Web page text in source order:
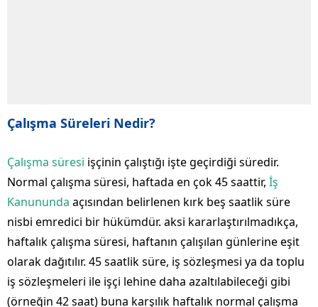
Çalışma Süreleri Nedir?
Çalışma süresi işçinin çalıştığı işte geçirdiği süredir.
Normal çalışma süresi, haftada en çok 45 saattir, İş
Kanununda açısından belirlenen kırk beş saatlik süre
nisbi emredici bir hükümdür. aksi kararlaştırılmadıkça,
haftalık çalışma süresi, haftanın çalışılan günlerine eşit
olarak dağıtılır. 45 saatlik süre, iş sözleşmesi ya da toplu
iş sözleşmeleri ile işçi lehine daha azaltılabileceği gibi
(örneğin 42 saat) buna karşılık haftalık normal çalışma